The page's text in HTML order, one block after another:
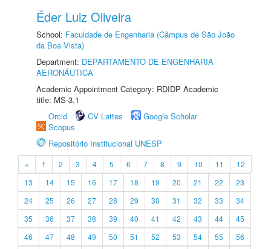
Éder Luiz Oliveira
School: Faculdade de Engenharia (Câmpus de São João
da Boa Vista)
Department: DEPARTAMENTO DE ENGENHARIA
AERONÁUTICA
Academic Appointment Category: RDIDP Academic
title: MS-3.1
Orcid
CV Lattes
Google Scholar
Scopus
Repositório Institucional UNESP
« 1 2 3 4 5 6 7 8 9 10 11
12
13
14 15 16 17 18 19 20 21 22
23
24
25 26 27 28 29 30 31 32 33
34
35
36 37 38 39 40 41 42 43 44
45
46
47 48 49 50 51 52 53 54 55
56